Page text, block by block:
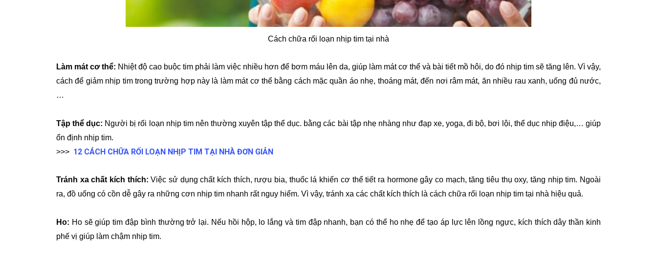
Cách chữa rối loạn nhịp tim tại nhà
Làm mát cơ thể: Nhiệt độ cao buộc tim phải làm việc nhiều hơn để bơm máu lên da, giúp làm mát cơ thể và bài tiết mồ hôi, do đó nhịp tim sẽ tăng lên. Vì vậy,
cách để giảm nhịp tim trong trường hợp này là làm mát cơ thể bằng cách mặc quần áo nhẹ, thoáng mát, đến nơi râm mát, ăn nhiều rau xanh, uống đủ nước,
…
Tập thể dục: Người bị rối loạn nhịp tim nên thường xuyên tập thể dục. bằng các bài tập nhẹ nhàng như đạp xe, yoga, đi bộ, bơi lội, thể dục nhịp điệu,… giúp
ổn định nhịp tim.
>>> 12 CÁCH CHỮA RỐI LOẠN NHỊP TIM TẠI NHÀ ĐƠN GIẢN
Tránh xa chất kích thích: Việc sử dụng chất kích thích, rượu bia, thuốc lá khiến cơ thể tiết ra hormone gây co mạch, tăng tiêu thụ oxy, tăng nhịp tim. Ngoài
ra, đồ uống có cồn dễ gây ra những cơn nhịp tim nhanh rất nguy hiểm. Vì vậy, tránh xa các chất kích thích là cách chữa rối loạn nhịp tim tại nhà hiệu quả.
Ho: Ho sẽ giúp tim đập bình thường trở lại. Nếu hồi hộp, lo lắng và tim đập nhanh, bạn có thể ho nhẹ để tạo áp lực lên lồng ngực, kích thích dây thần kinh
phế vị giúp làm chậm nhịp tim.